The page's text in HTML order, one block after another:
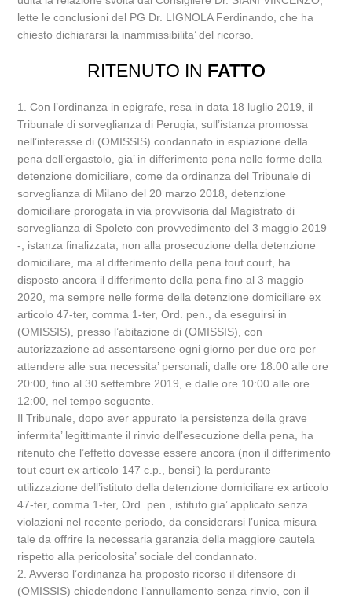
lette le conclusioni del PG Dr. LIGNOLA Ferdinando, che ha
chiesto dichiararsi la inammissibilita’ del ricorso.
RITENUTO IN FATTO
1. Con l’ordinanza in epigrafe, resa in data 18 luglio 2019, il
Tribunale di sorveglianza di Perugia, sull’istanza promossa
nell’interesse di (OMISSIS) condannato in espiazione della
pena dell’ergastolo, gia’ in differimento pena nelle forme della
detenzione domiciliare, come da ordinanza del Tribunale di
sorveglianza di Milano del 20 marzo 2018, detenzione
domiciliare prorogata in via provvisoria dal Magistrato di
sorveglianza di Spoleto con provvedimento del 3 maggio 2019
-, istanza finalizzata, non alla prosecuzione della detenzione
domiciliare, ma al differimento della pena tout court, ha
disposto ancora il differimento della pena fino al 3 maggio
2020, ma sempre nelle forme della detenzione domiciliare ex
articolo 47-ter, comma 1-ter, Ord. pen., da eseguirsi in
(OMISSIS), presso l’abitazione di (OMISSIS), con
autorizzazione ad assentarsene ogni giorno per due ore per
attendere alle sua necessita’ personali, dalle ore 18:00 alle ore
20:00, fino al 30 settembre 2019, e dalle ore 10:00 alle ore
12:00, nel tempo seguente.
Il Tribunale, dopo aver appurato la persistenza della grave
infermita’ legittimante il rinvio dell’esecuzione della pena, ha
ritenuto che l’effetto dovesse essere ancora (non il differimento
tout court ex articolo 147 c.p., bensi’) la perdurante
utilizzazione dell’istituto della detenzione domiciliare ex articolo
47-ter, comma 1-ter, Ord. pen., istituto gia’ applicato senza
violazioni nel recente periodo, da considerarsi l’unica misura
tale da offrire la necessaria garanzia della maggiore cautela
rispetto alla pericolosita’ sociale del condannato.
2. Avverso l’ordinanza ha proposto ricorso il difensore di
(OMISSIS) chiedendone l’annullamento senza rinvio, con il